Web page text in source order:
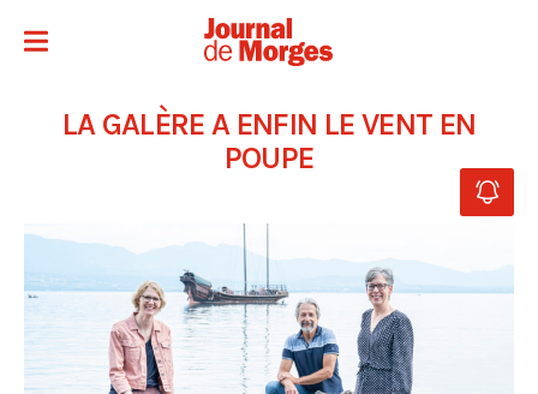
LA GALÈRE A ENFIN LE VENT EN
POUPE